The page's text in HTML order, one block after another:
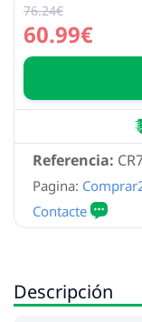
60.99€
76.24€
Referencia:
Pagina:
Descripción